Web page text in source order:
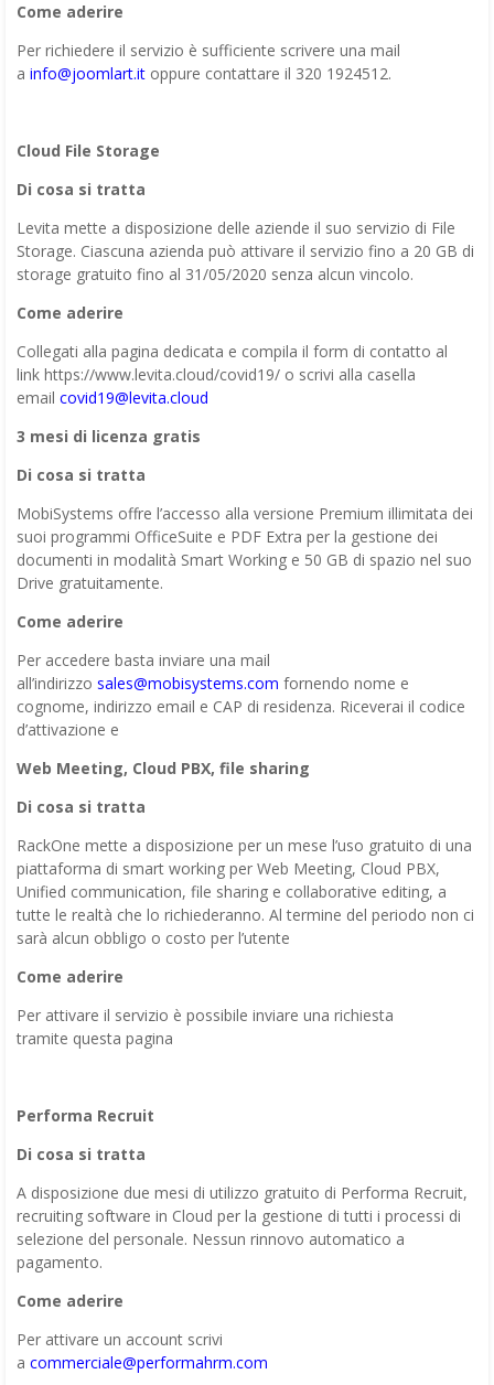
Come aderire
Per richiedere il servizio è sufficiente scrivere una mail
a info@joomlart.it oppure contattare il 320 1924512.
Cloud File Storage
Di cosa si tratta
Levita mette a disposizione delle aziende il suo servizio di File
Storage. Ciascuna azienda può attivare il servizio fino a 20 GB di
storage gratuito fino al 31/05/2020 senza alcun vincolo.
Come aderire
Collegati alla pagina dedicata e compila il form di contatto al
link https://www.levita.cloud/covid19/ o scrivi alla casella
email covid19@levita.cloud
3 mesi di licenza gratis
Di cosa si tratta
MobiSystems offre l’accesso alla versione Premium illimitata dei
suoi programmi OfficeSuite e PDF Extra per la gestione dei
documenti in modalità Smart Working e 50 GB di spazio nel suo
Drive gratuitamente.
Come aderire
Per accedere basta inviare una mail
all’indirizzo sales@mobisystems.com fornendo nome e
cognome, indirizzo email e CAP di residenza. Riceverai il codice
d’attivazione e
Web Meeting, Cloud PBX, file sharing
Di cosa si tratta
RackOne mette a disposizione per un mese l’uso gratuito di una
piattaforma di smart working per Web Meeting, Cloud PBX,
Unified communication, file sharing e collaborative editing, a
tutte le realtà che lo richiederanno. Al termine del periodo non ci
sarà alcun obbligo o costo per l’utente
Come aderire
Per attivare il servizio è possibile inviare una richiesta
tramite questa pagina
Performa Recruit
Di cosa si tratta
A disposizione due mesi di utilizzo gratuito di Performa Recruit,
recruiting software in Cloud per la gestione di tutti i processi di
selezione del personale. Nessun rinnovo automatico a
pagamento.
Come aderire
Per attivare un account scrivi
a commerciale@performahrm.com